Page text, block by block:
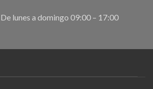
lunes a domingo 09:00 – 17:00